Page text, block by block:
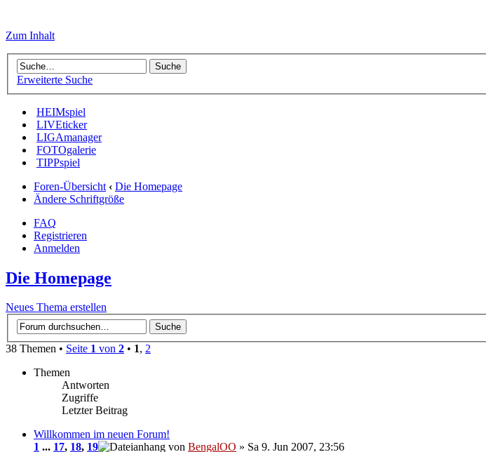
Zum Inhalt
Erweiterte Suche
HEIMspiel
LIVEticker
LIGAmanager
FOTOgalerie
TIPPspiel
Foren-Übersicht ‹ Die Homepage
Ändere Schriftgröße
FAQ
Registrieren
Anmelden
Die Homepage
Neues Thema erstellen
38 Themen • Seite 1 von 2 • 1, 2
Themen
Antworten
Zugriffe
Letzter Beitrag
Willkommen im neuen Forum!
1 ... 17, 18, 19 von BengalOO » Sa 9. Jun 2007, 23:56